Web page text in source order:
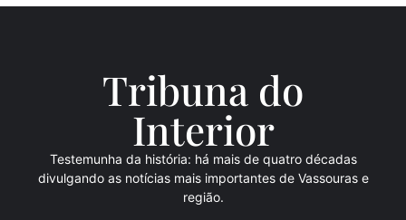
Tribuna do
Interior
Testemunha da história: há mais de quatro décadas
divulgando as notícias mais importantes de Vassouras e
região.